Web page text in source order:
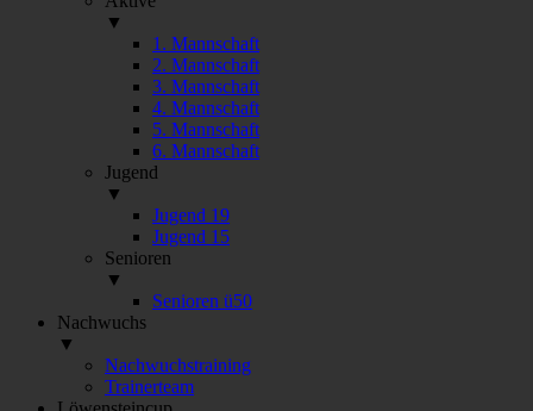
▼
1. Mannschaft
2. Mannschaft
3. Mannschaft
4. Mannschaft
5. Mannschaft
6. Mannschaft
Jugend
▼
Jugend 19
Jugend 15
Senioren
▼
Senioren ü50
Nachwuchs
▼
Nachwuchstraining
Trainerteam